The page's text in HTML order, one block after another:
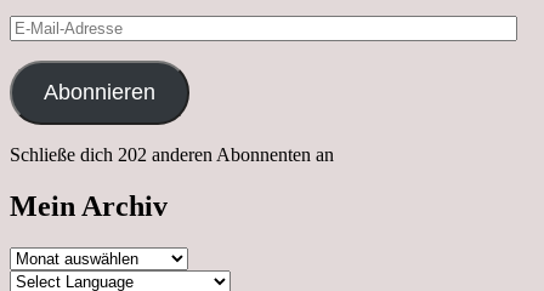
E-
Mail-
Adresse
Abonnieren
Schließe dich 202 anderen Abonnenten an
Mein Archiv
Mein
Archiv